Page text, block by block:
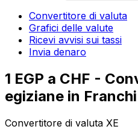
Convertitore di valuta
Grafici delle valute
Ricevi avvisi sui tassi
Invia denaro
1 EGP a CHF -
egiziane in
Convertitore di valuta XE